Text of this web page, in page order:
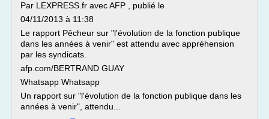
Par LEXPRESS.fr avec AFP , publié le
04/11/2013 à 11:38
Le rapport Pêcheur sur "l'évolution de la fonction publique
dans les années à venir" est attendu avec appréhension
par les syndicats.
afp.com/BERTRAND GUAY
Whatsapp Whatsapp
Un rapport sur "l'évolution de la fonction publique dans les
années à venir", attendu...